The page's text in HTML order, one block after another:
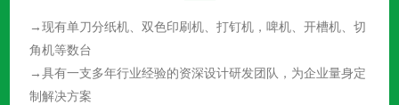
→现有单刀分纸机、双色印刷机、打钉机，啤机、开槽机、切
角机等数台
→具有一支多年行业经验的资深设计研发团队，为企业量身定
制解决方案